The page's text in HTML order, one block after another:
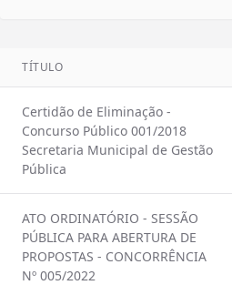
TÍTULO
Certidão de Eliminação -
Concurso Público 001/2018
Secretaria Municipal de Gestão
Pública
ATO ORDINATÓRIO - SESSÃO
PÚBLICA PARA ABERTURA DE
PROPOSTAS - CONCORRÊNCIA
Nº 005/2022